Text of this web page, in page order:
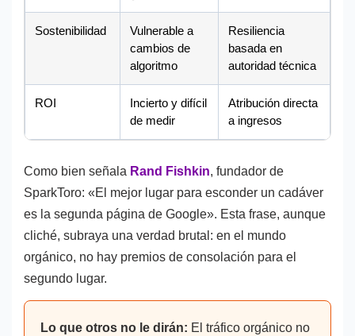
Sostenibilidad
Vulnerable a
cambios de
algoritmo
Resiliencia
basada en
autoridad técnica
ROI
Incierto y difícil
de medir
Atribución directa
a ingresos
Como bien señala Rand Fishkin, fundador de
SparkToro: «El mejor lugar para esconder un cadáver
es la segunda página de Google». Esta frase, aunque
cliché, subraya una verdad brutal: en el mundo
orgánico, no hay premios de consolación para el
segundo lugar.
Lo que otros no le dirán: El tráfico orgánico no